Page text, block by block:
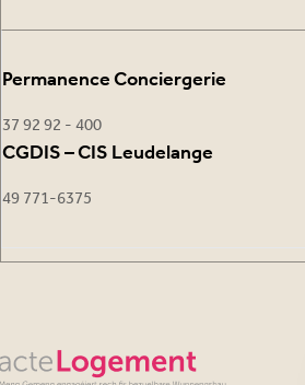
Permanence Conciergerie
37 92 92 - 400
CGDIS – CIS Leudelange
49 771-6375